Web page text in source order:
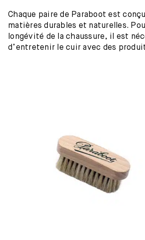
Chaque paire de Paraboot est
matières durables et naturelles.
longévité de la chaussure, il est
d’entretenir le cuir avec des